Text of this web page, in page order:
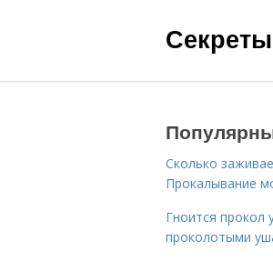
Сколько
Прокалывание
Гноится прокол
проколотыми